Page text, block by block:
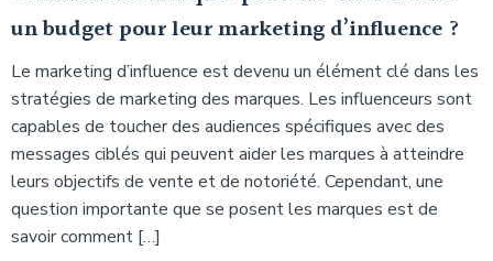
un budget pour leur marketing d’influence ?
Le marketing d’influence est devenu un élément clé dans les
stratégies de marketing des marques. Les influenceurs sont
capables de toucher des audiences spécifiques avec des
messages ciblés qui peuvent aider les marques à atteindre
leurs objectifs de vente et de notoriété. Cependant, une
question importante que se posent les marques est de
savoir comment […]